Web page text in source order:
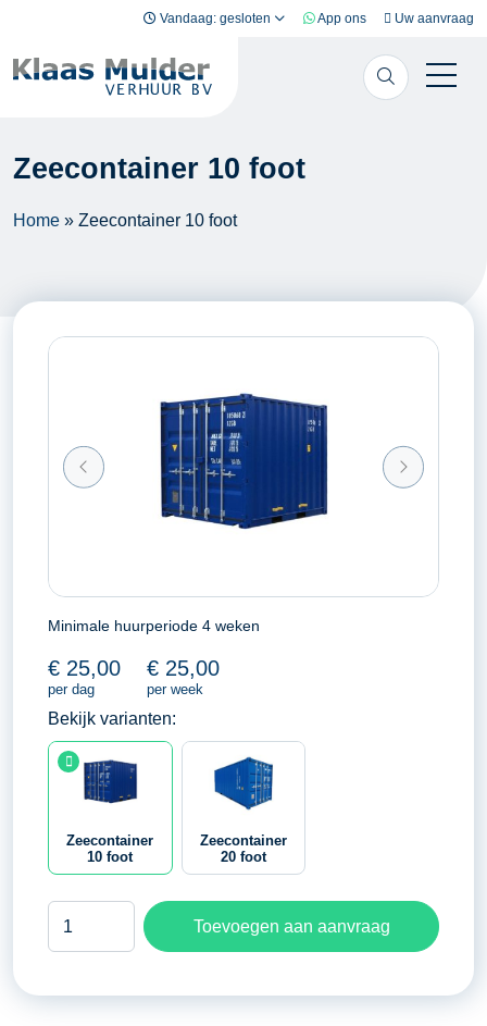
Vandaag: gesloten App ons Uw aanvraag
Zeecontainer 10 foot
Home » Zeecontainer 10 foot
Minimale huurperiode 4 weken
€ 25,00
per dag
€ 25,00
per week
Bekijk varianten:
Zeecontainer
10 foot
Zeecontainer
20 foot
Zeecontainer
aantal
Toevoegen aan aanvraag